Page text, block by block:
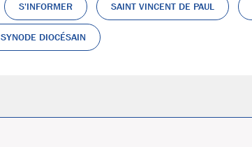
S'INFORMER SAINT VINCENT DE PAUL
SYNODE DIOCÉSAIN